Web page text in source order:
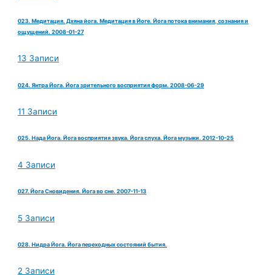
023. Медитация. Дхяна йога. Медитация в Йоге. Йога потока внимания, сознания и
ощущений. 2008-01-27
13 Записи
024. Янтра Йога. Йога зрительного восприятия форм. 2008-06-29
11 Записи
025. Нада Йога. Йога восприятия звука. Йога слуха. Йога музыки. 2012-10-25
4 Записи
027. Йога Сновидения. Йога во сне. 2007-11-13
5 Записи
028. Нидра Йога. Йога переходных состояний бытия.
2 Записи